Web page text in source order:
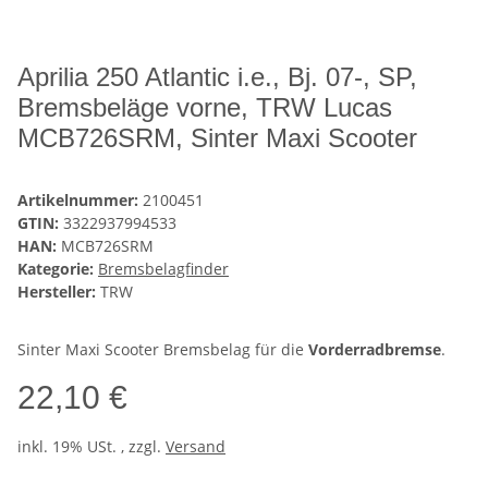
Aprilia 250 Atlantic i.e., Bj. 07-, SP,
Bremsbeläge vorne, TRW Lucas
MCB726SRM, Sinter Maxi Scooter
Artikelnummer: 2100451
GTIN: 3322937994533
HAN: MCB726SRM
Kategorie: Bremsbelagfinder
Hersteller: TRW
Sinter Maxi Scooter Bremsbelag für die Vorderradbremse.
22,10 €
inkl. 19% USt. , zzgl. Versand